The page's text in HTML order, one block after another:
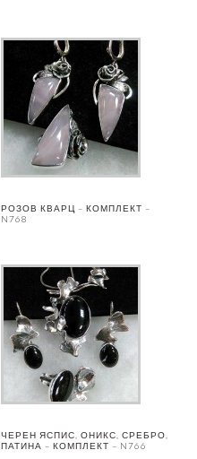
РОЗОВ КВАРЦ – КОМПЛЕКТ –
N768
ЧЕРЕН ЯСПИС, ОНИКС, СРЕБРО,
ПАТИНА – КОМПЛЕКТ – N766